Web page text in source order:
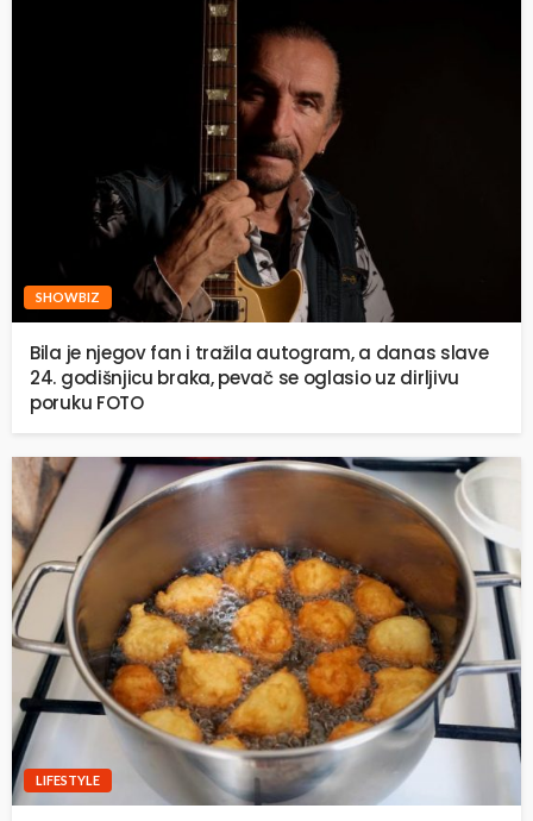
SHOWBIZ
Bila je njegov fan i tražila autogram, a danas slave
24. godišnjicu braka, pevač se oglasio uz dirljivu
poruku FOTO
LIFESTYLE